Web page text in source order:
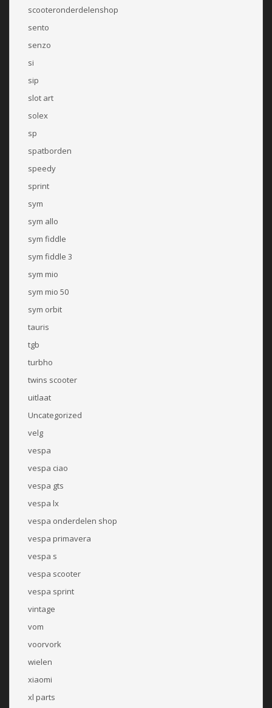
scooteronderdelenshop
sento
senzo
si
sip
slot art
solex
sp
spatborden
speedy
sprint
sym
sym allo
sym fiddle
sym fiddle 3
sym mio
sym mio 50
sym orbit
tauris
tgb
turbho
twins scooter
uitlaat
Uncategorized
velg
vespa
vespa ciao
vespa gts
vespa lx
vespa onderdelen shop
vespa primavera
vespa s
vespa scooter
vespa sprint
vintage
vom
voorvork
wielen
xiaomi
xl parts